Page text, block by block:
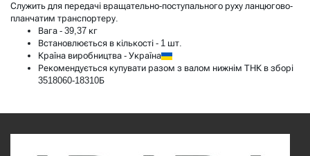
Служить для передачі вращательно-поступального руху ланцюгово-
планчатим транспортеру.
Вага - 39,37 кг
Встановлюється в кількості - 1 шт.
Країна виробництва - Україна
Рекомендується купувати разом з валом нижнім ТНК в зборі
3518060-18310Б